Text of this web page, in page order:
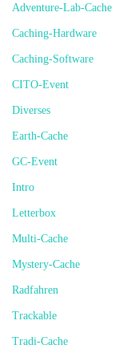
Adventure-Lab-Cache
Caching-Hardware
Caching-Software
CITO-Event
Diverses
Earth-Cache
GC-Event
Intro
Letterbox
Multi-Cache
Mystery-Cache
Radfahren
Trackable
Tradi-Cache